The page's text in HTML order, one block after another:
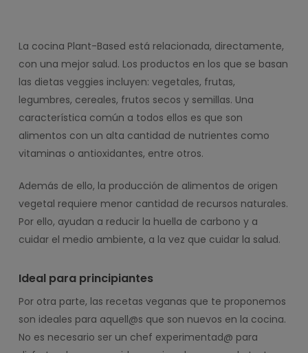
La cocina Plant-Based está relacionada, directamente,
con una mejor salud. Los productos en los que se basan
las dietas veggies incluyen: vegetales, frutas,
legumbres, cereales, frutos secos y semillas. Una
característica común a todos ellos es que son
alimentos con un alta cantidad de nutrientes como
vitaminas o antioxidantes, entre otros.
Además de ello, la producción de alimentos de origen
vegetal requiere menor cantidad de recursos naturales.
Por ello, ayudan a reducir la huella de carbono y a
cuidar el medio ambiente, a la vez que cuidar la salud.
Ideal para principiantes
Por otra parte, las recetas veganas que te proponemos
son ideales para aquell@s que son nuevos en la cocina.
No es necesario ser un chef experimentad@ para